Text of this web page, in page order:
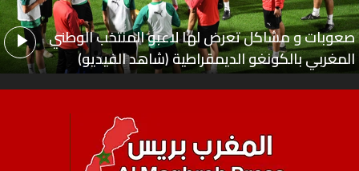
صعوبات و مشاكل تعرض لها لاعبو المنتخب الوطني
المغربي بالكونغو الديمقراطية (شاهد الفيديو)